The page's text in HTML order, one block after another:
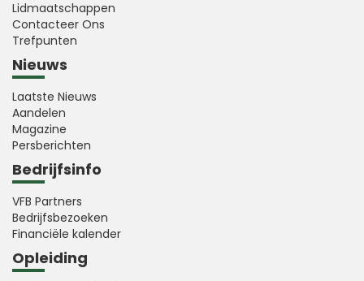
Lidmaatschappen
Contacteer Ons
Trefpunten
Nieuws
Laatste Nieuws
Aandelen
Magazine
Persberichten
Bedrijfsinfo
VFB Partners
Bedrijfsbezoeken
Financiële kalender
Opleiding